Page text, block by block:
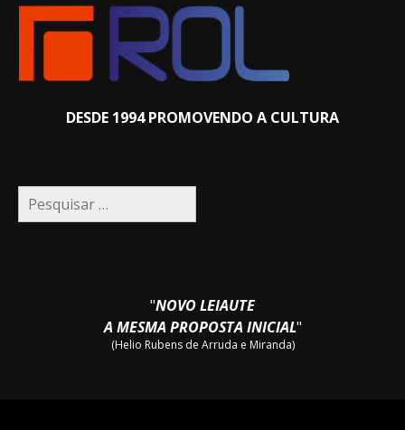
DESDE 1994 PROMOVENDO A CULTURA
Pesquisar
por:
"NOVO LEIAUTE
A MESMA PROPOSTA INICIAL"
(Helio Rubens de Arruda e Miranda)